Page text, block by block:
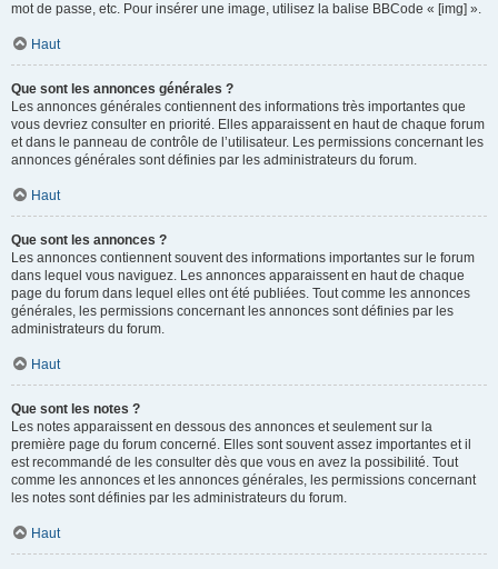
mot de passe, etc. Pour insérer une image, utilisez la balise BBCode « [img] ».
Haut
Que sont les annonces générales ?
Les annonces générales contiennent des informations très importantes que
vous devriez consulter en priorité. Elles apparaissent en haut de chaque forum
et dans le panneau de contrôle de l’utilisateur. Les permissions concernant les
annonces générales sont définies par les administrateurs du forum.
Haut
Que sont les annonces ?
Les annonces contiennent souvent des informations importantes sur le forum
dans lequel vous naviguez. Les annonces apparaissent en haut de chaque
page du forum dans lequel elles ont été publiées. Tout comme les annonces
générales, les permissions concernant les annonces sont définies par les
administrateurs du forum.
Haut
Que sont les notes ?
Les notes apparaissent en dessous des annonces et seulement sur la
première page du forum concerné. Elles sont souvent assez importantes et il
est recommandé de les consulter dès que vous en avez la possibilité. Tout
comme les annonces et les annonces générales, les permissions concernant
les notes sont définies par les administrateurs du forum.
Haut